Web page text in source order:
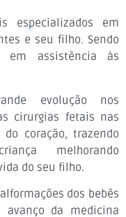
especializados em
e seu filho. Sendo
em assistência às
evolução nos
cirurgias fetais nas
coração, trazendo
melhorando
do seu filho.
dos bebês
da medicina